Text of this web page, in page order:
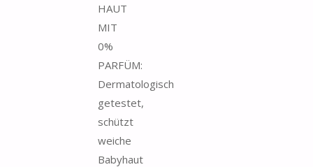
HAUT
MIT
0%
PARFÜM:
Dermatologisch
getestet,
schützt
weiche
Babyhaut